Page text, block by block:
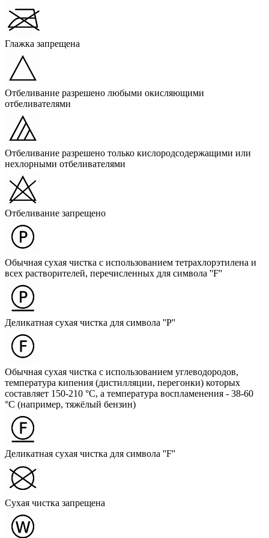
Глажка запрещена
Отбеливание разрешено любыми окисляющими
отбеливателями
Отбеливание разрешено только кислородсодержащими или
нехлорными отбеливателями
Отбеливание запрещено
Обычная сухая чистка с использованием тетрахлорэтилена и
всех растворителей, перечисленных для символа ''F''
Деликатная сухая чистка для символа ''P''
Обычная сухая чистка с использованием углеводородов,
температура кипения (дистилляции, перегонки) которых
составляет 150-210 °C, а температура воспламенения - 38-60
°C (например, тяжёлый бензин)
Деликатная сухая чистка для символа ''F''
Сухая чистка запрещена